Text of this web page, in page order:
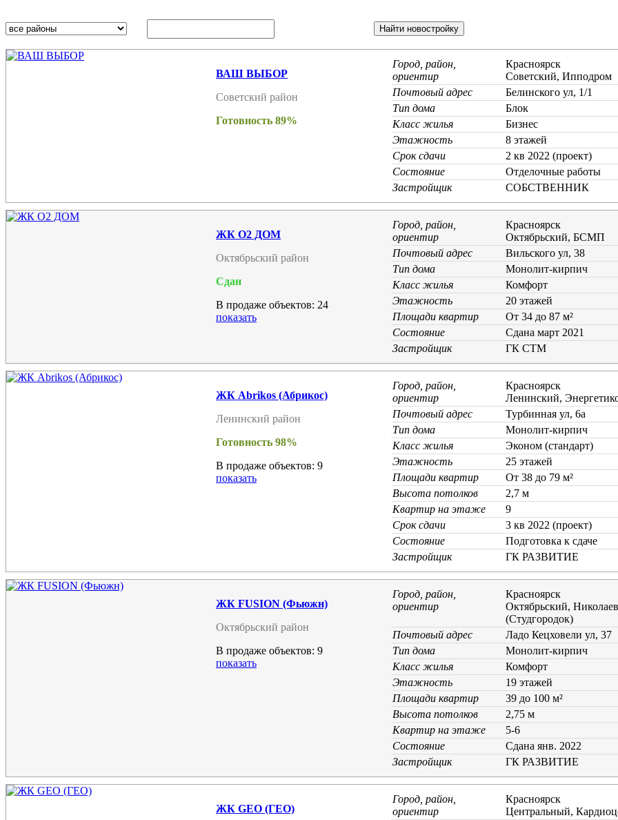
ВАШ ВЫБОР
Советский район
Готовность 89%
Город, район,
ориентир
Красноярск
Советский, Ипподром
Почтовый адрес
Белинского ул, 1/1
Тип дома
Блок
Класс жилья
Бизнес
Этажность
8 этажей
Срок сдачи
2 кв 2022 (проект)
Состояние
Отделочные работы
Застройщик
СОБСТВЕННИК
ЖК О2 ДОМ
Октябрьский район
Сдан
В продаже объектов: 24
показать
Город, район,
ориентир
Красноярск
Октябрьский, БСМП
Почтовый адрес
Вильского ул, 38
Тип дома
Монолит-кирпич
Класс жилья
Комфорт
Этажность
20 этажей
Площади квартир
От 34 до 87 м²
Состояние
Cдана март 2021
Застройщик
ГК СТМ
ЖК Abrikos (Абрикос)
Ленинский район
Готовность 98%
В продаже объектов: 9
показать
Город, район,
ориентир
Красноярск
Ленинский,
Почтовый адрес
Турбинная ул, 6а
Тип дома
Монолит-кирпич
Класс жилья
Эконом (стандарт)
Этажность
25 этажей
Площади квартир
От 38 до 79 м²
Высота потолков
2,7 м
Квартир на этаже
9
Срок сдачи
3 кв 2022 (проект)
Состояние
Подготовка к сдаче
Застройщик
ГК РАЗВИТИЕ
ЖК FUSION (Фьюжн)
Октябрьский район
В продаже объектов: 9
показать
Город, район,
ориентир
Красноярск
Октябрьский,
(Студгородок)
Почтовый адрес
Ладо Кецховели ул, 37
Тип дома
Монолит-кирпич
Класс жилья
Комфорт
Этажность
19 этажей
Площади квартир
39 до 100 м²
Высота потолков
2,75 м
Квартир на этаже
5-6
Состояние
Cдана янв. 2022
Застройщик
ГК РАЗВИТИЕ
ЖК GEO (ГЕО)
Город, район,
ориентир
Красноярск
Центральный,